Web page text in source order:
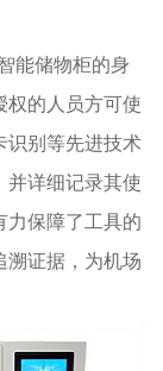
能储物柜的身
权的人员方可使
识别等先进技术
并详细记录其使
力保障了工具的
溯证据，为机场